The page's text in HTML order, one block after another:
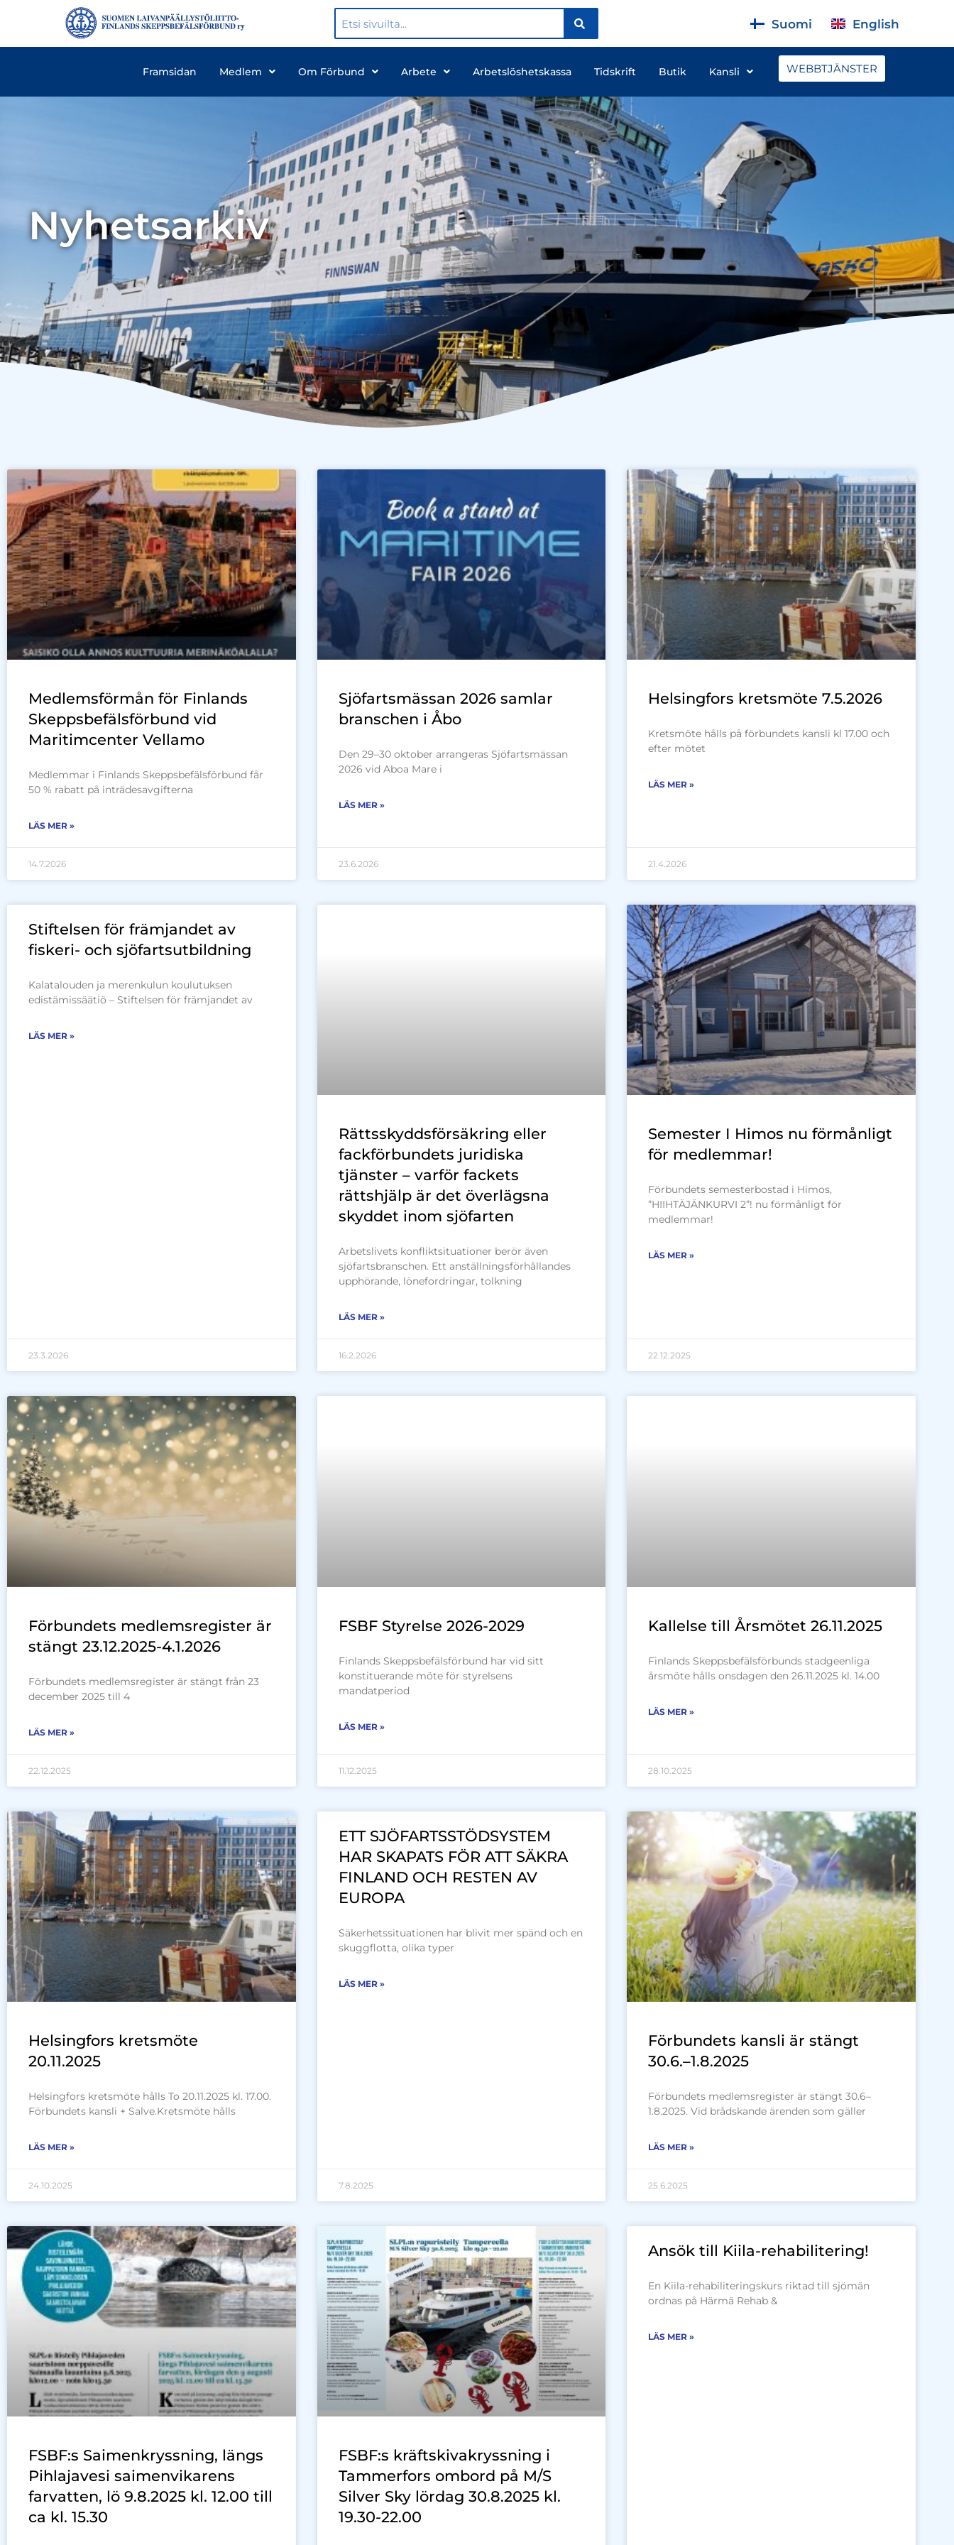
Suomi English
Framsidan Medlem Om Förbund Arbete Arbetslöshetskassa Tidskrift Butik Kansli WEBBTJÄNSTER
Nyhetsarkiv
Medlemsförmån för Finlands
Skeppsbefälsförbund vid
Maritimcenter Vellamo
Medlemmar i Finlands Skeppsbefälsförbund får
50 % rabatt på inträdesavgifterna
LÄS MER »
14.7.2026
Sjöfartsmässan 2026 samlar
branschen i Åbo
Den 29–30 oktober arrangeras Sjöfartsmässan
2026 vid Aboa Mare i
LÄS MER »
23.6.2026
Helsingfors kretsmöte 7.5.2026
Kretsmöte hålls på förbundets kansli kl 17.00 och
efter mötet
LÄS MER »
21.4.2026
Stiftelsen för främjandet av
fiskeri- och sjöfartsutbildning
Kalatalouden ja merenkulun koulutuksen
edistämissäätiö – Stiftelsen för främjandet av
LÄS MER »
23.3.2026
Rättsskyddsförsäkring eller
fackförbundets juridiska
tjänster – varför fackets
rättshjälp är det överlägsna
skyddet inom sjöfarten
Arbetslivets konfliktsituationer berör även
sjöfartsbranschen. Ett anställningsförhållandes
upphörande, lönefordringar, tolkning
LÄS MER »
16.2.2026
Semester I Himos nu förmånligt
för medlemmar!
Förbundets semesterbostad i Himos,
”HIIHTÄJÄNKURVI 2”! nu förmånligt för
medlemmar!
LÄS MER »
22.12.2025
Förbundets medlemsregister är
stängt 23.12.2025-4.1.2026
Förbundets medlemsregister är stängt från 23
december 2025 till 4
LÄS MER »
22.12.2025
FSBF Styrelse 2026-2029
Finlands Skeppsbefälsförbund har vid sitt
konstituerande möte för styrelsens
mandatperiod
LÄS MER »
11.12.2025
Kallelse till Årsmötet 26.11.2025
Finlands Skeppsbefälsförbunds stadgeenliga
årsmöte hålls onsdagen den 26.11.2025 kl. 14.00
LÄS MER »
28.10.2025
Helsingfors kretsmöte
20.11.2025
Helsingfors kretsmöte hålls To 20.11.2025 kl. 17.00.
Förbundets kansli + Salve.Kretsmöte hålls
LÄS MER »
24.10.2025
ETT SJÖFARTSSTÖDSYSTEM
HAR SKAPATS FÖR ATT SÄKRA
FINLAND OCH RESTEN AV
EUROPA
Säkerhetssituationen har blivit mer spänd och en
skuggflotta, olika typer
LÄS MER »
7.8.2025
Förbundets kansli är stängt
30.6.–1.8.2025
Förbundets medlemsregister är stängt 30.6–
1.8.2025. Vid brådskande ärenden som gäller
LÄS MER »
25.6.2025
FSBF:s Saimenkryssning, längs
Pihlajavesi saimenvikarens
farvatten, lö 9.8.2025 kl. 12.00 till
ca kl. 15.30
FSBF:s kräftskivakryssning i
Tammerfors ombord på M/S
Silver Sky lördag 30.8.2025 kl.
19.30-22.00
Ansök till Kiila-rehabilitering!
En Kiila-rehabiliteringskurs riktad till sjömän
ordnas på Härmä Rehab &
LÄS MER »